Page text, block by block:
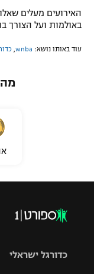
האירועים מעלים
באולמות ועל הצורך
עוד באותו נושא: wnba
,
כדורגל ישראלי